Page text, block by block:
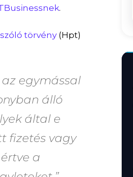
.
törvény (Hpt)
egymással
álló
által e
fizetés vagy
a